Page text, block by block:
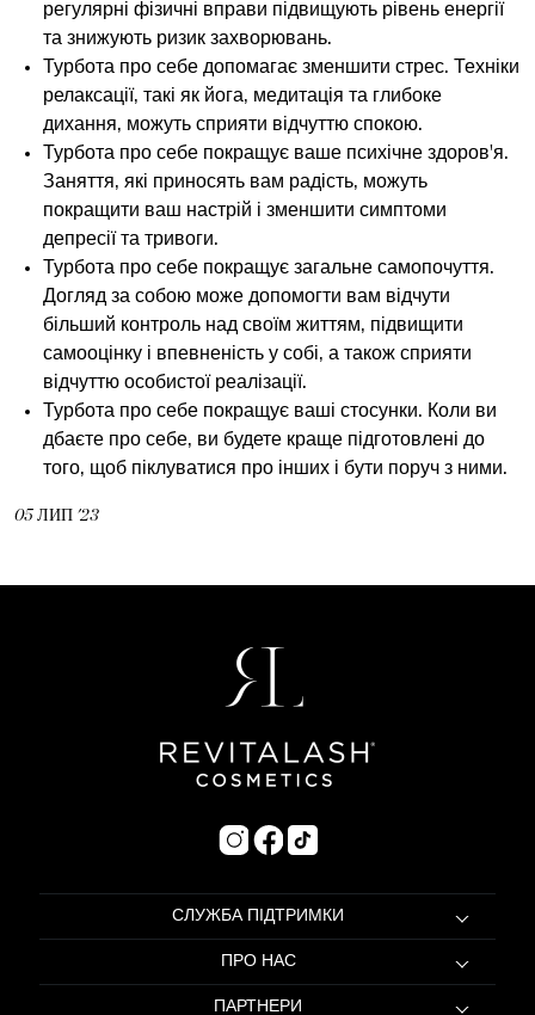
регулярні фізичні вправи підвищують рівень енергії
та знижують ризик захворювань.
Турбота про себе допомагає зменшити стрес. Техніки
релаксації, такі як йога, медитація та глибоке
дихання, можуть сприяти відчуттю спокою.
Турбота про себе покращує ваше психічне здоров'я.
Заняття, які приносять вам радість, можуть
покращити ваш настрій і зменшити симптоми
депресії та тривоги.
Турбота про себе покращує загальне самопочуття.
Догляд за собою може допомогти вам відчути
більший контроль над своїм життям, підвищити
самооцінку і впевненість у собі, а також сприяти
відчуттю особистої реалізації.
Турбота про себе покращує ваші стосунки. Коли ви
дбаєте про себе, ви будете краще підготовлені до
того, щоб піклуватися про інших і бути поруч з ними.
05ЛИП '23
Пошук...
СЛУЖБА ПІДТРИМКИ
ПРО НАС
ПАРТНЕРИ